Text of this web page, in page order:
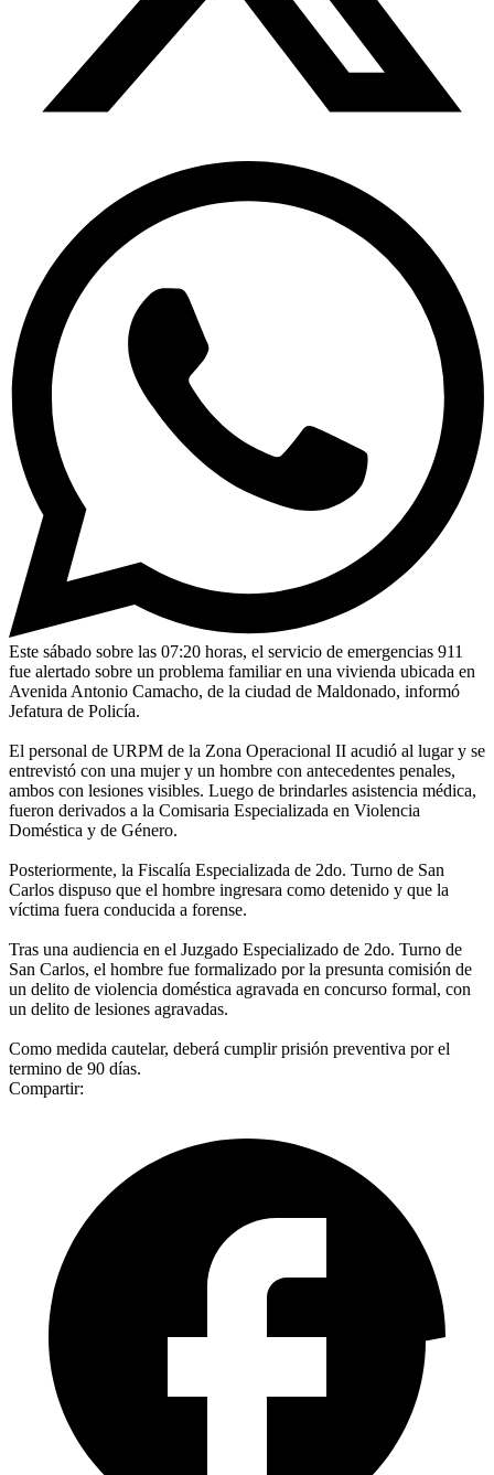
Este sábado sobre las 07:20 horas, el servicio de emergencias 911
fue alertado sobre un problema familiar en una vivienda ubicada en
Avenida Antonio Camacho, de la ciudad de Maldonado, informó
Jefatura de Policía.
El personal de URPM de la Zona Operacional II acudió al lugar y se
entrevistó con una mujer y un hombre con antecedentes penales,
ambos con lesiones visibles. Luego de brindarles asistencia médica,
fueron derivados a la Comisaria Especializada en Violencia
Doméstica y de Género.
Posteriormente, la Fiscalía Especializada de 2do. Turno de San
Carlos dispuso que el hombre ingresara como detenido y que la
víctima fuera conducida a forense.
Tras una audiencia en el Juzgado Especializado de 2do. Turno de
San Carlos, el hombre fue formalizado por la presunta comisión de
un delito de violencia doméstica agravada en concurso formal, con
un delito de lesiones agravadas.
Como medida cautelar, deberá cumplir prisión preventiva por el
termino de 90 días.
Compartir: